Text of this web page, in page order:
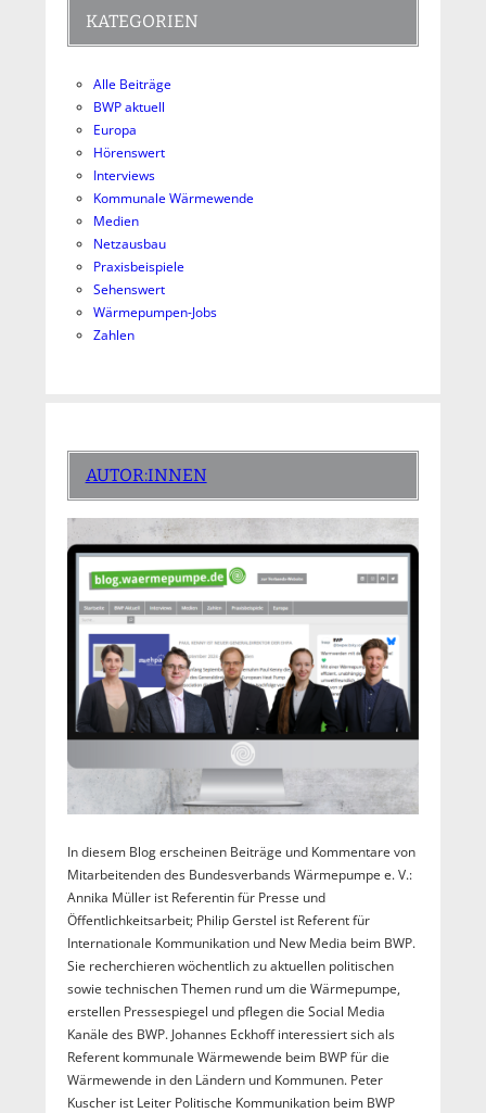
KATEGORIEN
Alle Beiträge
BWP aktuell
Europa
Hörenswert
Interviews
Kommunale Wärmewende
Medien
Netzausbau
Praxisbeispiele
Sehenswert
Wärmepumpen-Jobs
Zahlen
AUTOR:INNEN
In diesem Blog erscheinen Beiträge und Kommentare von
Mitarbeitenden des Bundesverbands Wärmepumpe e. V.:
Annika Müller ist Referentin für Presse und
Öffentlichkeitsarbeit; Philip Gerstel ist Referent für
Internationale Kommunikation und New Media beim BWP.
Sie recherchieren wöchentlich zu aktuellen politischen
sowie technischen Themen rund um die Wärmepumpe,
erstellen Pressespiegel und pflegen die Social Media
Kanäle des BWP. Johannes Eckhoff interessiert sich als
Referent kommunale Wärmewende beim BWP für die
Wärmewende in den Ländern und Kommunen. Peter
Kuscher ist Leiter Politische Kommunikation beim BWP